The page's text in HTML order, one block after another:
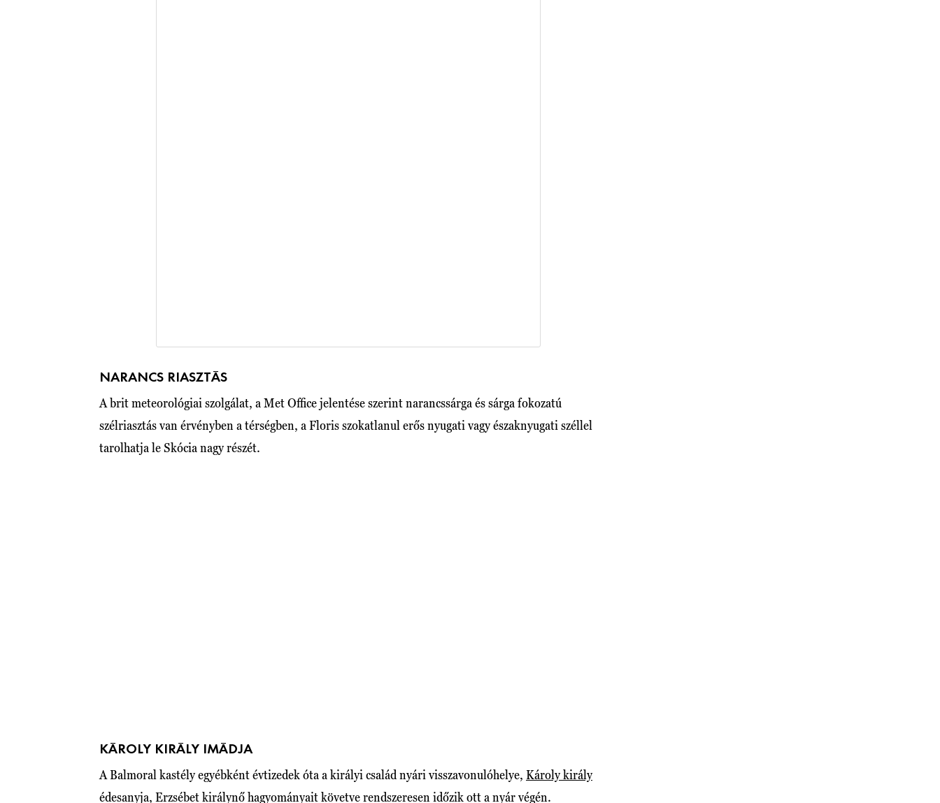
NARANCS RIASZTÁS
A brit meteorológiai szolgálat, a Met Office jelentése szerint narancssárga és sárga fokozatú
szélriasztás van érvényben a térségben, a Floris szokatlanul erős nyugati vagy északnyugati széllel
tarolhatja le Skócia nagy részét.
KÁROLY KIRÁLY IMÁDJA
A Balmoral kastély egyébként évtizedek óta a királyi család nyári visszavonulóhelye, Károly király
édesanyja, Erzsébet királynő hagyományait követve rendszeresen időzik ott a nyár végén.